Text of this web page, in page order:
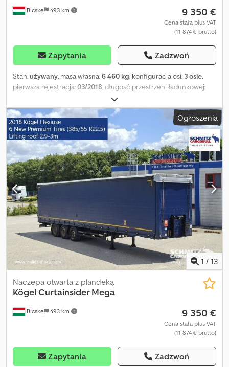
Bicske 493 km 9 350 €
Cena stała plus VAT
(11 874 € brutto)
Zapytania Zadzwoń
Stan:używany, masa własna:6 460 kg, konfiguracja osi: 3 osie,
pierwsza rejestracja:03/2018 , długość przestrzeni ładunkowej:
, szerokość przestrzeni ładunkowej:
wysokość przestrzeni ładunkowej:3 000 mm, objętość
przestrzeni ładunkowej:101 m³ , rozmiar opony: 385/55 R22,5, Rok
budowy:2018, Wyposażenie:ABS, Masa własna: 6460 kg, certyfikat
DIN EN 12642 (kod XL), Powierzchnia załadunkowa (D S W): 13 620
mm x 2 480 mm x 3 000 mm, Rozmiar opony: 385/55 R22.5, Objętość
przestrzeni ładunkowej: 101 m³, 1 oś: , 2 oś: , 3 oś: , zawieszenie
samopoziomujące, elektroniczny system hamulcowy EBS,
przesuwany dach, gniazda 1x15 i 2x7 pin, antispray, podnoszony
dach (ręczny): 2,9 m - 3,0 m, system kurtynowy. Przegląd
wszystkich dostępnych pojazdów znajdą Państwo na naszej
stronie internetowej. Potrzebujesz finansowania? Oferujemy
indywidualne rozwiązania finansowe, umowy serwisowe oraz
usługi telematyczne. Chętnie doradzimy osobiście. Cjdpjzn D
Dmjfx Ab Herf
Ogłoszenia
1 / 13
Bicske 493 km
Naczepa otwarta z plandeką
KögelCurtainsider Mega
9 350 €
Cena stała plus VAT
(11 874 € brutto)
Zapytania Zadzwoń